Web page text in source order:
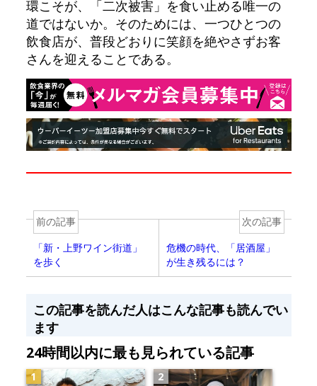
環こそが、「二次被害」を食い止める唯一の
道ではないか。そのためには、一つひとつの
飲食店が、普段どおりに笑顔を絶やさずお客
さんを迎えることである。
前の記事
「新・上野ワイン街道」
を歩く
次の記事
危機の時代、「居酒屋」
が生き残るには？
この記事を読んだ人はこんな記事も読んでい
ます
24時間以内に最も見られている記事